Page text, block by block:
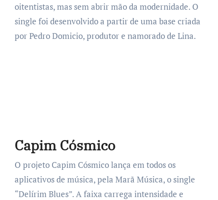
oitentistas, mas sem abrir mão da modernidade. O
single foi desenvolvido a partir de uma base criada
por Pedro Domicio, produtor e namorado de Lina.
Capim Cósmico
O projeto Capim Cósmico lança em todos os
aplicativos de música, pela Marã Música, o single
“Delírim Blues”. A faixa carrega intensidade e